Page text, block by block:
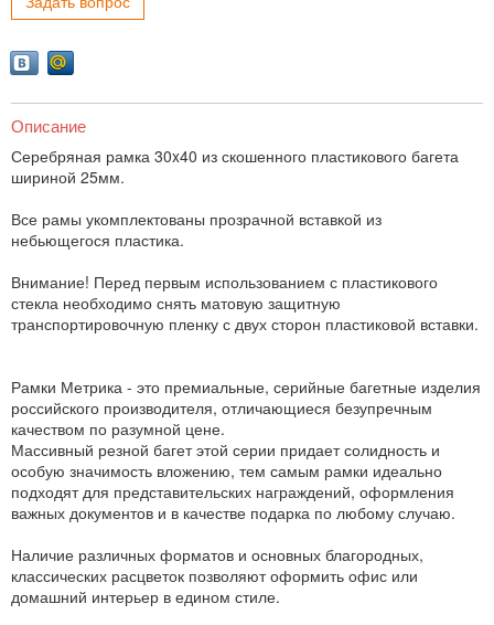
Описание
Серебряная рамка 30x40 из скошенного пластикового багета
шириной 25мм.
Все рамы укомплектованы прозрачной вставкой из
небьющегося пластика.
Внимание! Перед первым использованием с пластикового
стекла необходимо снять матовую защитную
транспортировочную пленку с двух сторон пластиковой вставки.
Рамки Метрика - это премиальные, серийные багетные изделия
российского производителя, отличающиеся безупречным
качеством по разумной цене.
Массивный резной багет этой серии придает солидность и
особую значимость вложению, тем самым рамки идеально
подходят для представительских награждений, оформления
важных документов и в качестве подарка по любому случаю.
Наличие различных форматов и основных благородных,
классических расцветок позволяют оформить офис или
домашний интерьер в едином стиле.